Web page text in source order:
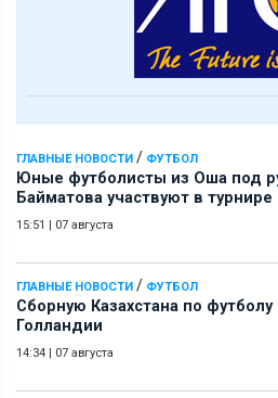
ГЛАВНЫЕ НОВОСТИ / ФУТБОЛ
Юные футболисты из Оша под
Байматова участвуют в турнире
15:51 | 07 августа
ГЛАВНЫЕ НОВОСТИ / ФУТБОЛ
Сборную Казахстана по
Голландии
14:34 | 07 августа